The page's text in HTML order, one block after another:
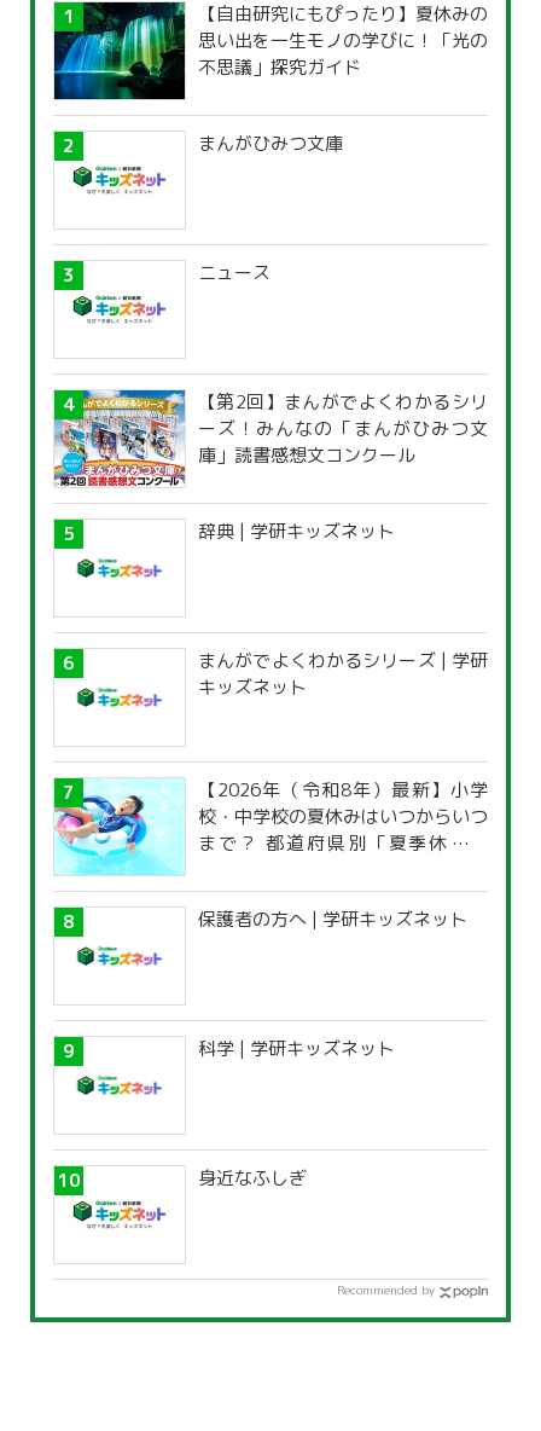
【自由研究にもぴったり】夏休みの
思い出を一生モノの学びに！「光の
不思議」探究ガイド
まんがひみつ文庫
ニュース
【第2回】まんがでよくわかるシリ
ーズ！みんなの「まんがひみつ文
庫」読書感想文コンクール
辞典 | 学研キッズネット
まんがでよくわかるシリーズ | 学研
キッズネット
【2026年（令和8年）最新】小学
校・中学校の夏休みはいつからいつ
まで？ 都道府県別「夏季休暇一
保護者の方へ | 学研キッズネット
科学 | 学研キッズネット
身近なふしぎ
Recommended by